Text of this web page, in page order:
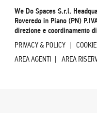
We Do Spaces S.r.l.
Roveredo in Piano (PN)
direzione e coordinamento
PRIVACY & POLICY COOKIE
AREA AGENTI
AREA